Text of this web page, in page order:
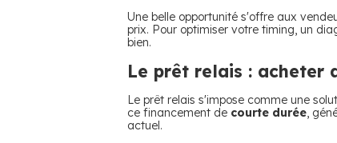
Une belle opportunité s'offre aux
prix. Pour optimiser votre timing, un
bien.
Le prêt relais : acheter
Le prêt relais s'impose comme une
ce financement de courte durée,
actuel.